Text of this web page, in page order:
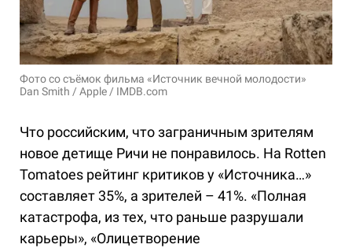
Фото со съёмок фильма «Источник вечной молодости»
Dan Smith / Apple / IMDB.com
Что российским, что заграничным зрителям
новое детище Ричи не понравилось. На Rotten
Tomatoes рейтинг критиков у «Источника…»
составляет 35%, а зрителей – 41%. «Полная
катастрофа, из тех, что раньше разрушали
карьеры», «Олицетворение